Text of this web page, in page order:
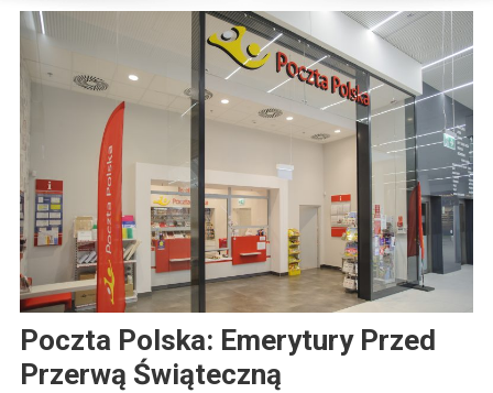
Poczta Polska: Emerytury Przed
Przerwą Świąteczną